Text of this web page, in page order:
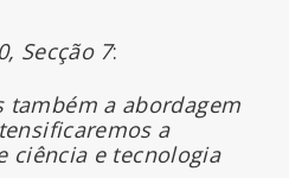
Secção 7:
também a abordagem
a
ciência e tecnologia